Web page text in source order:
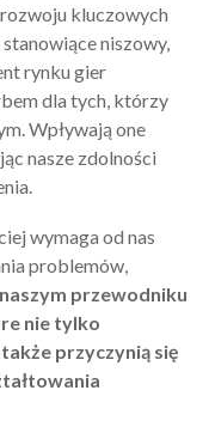
kluczowych
niszowy,
rynku gier
dla tych, którzy
Wpływają one
nasze zdolności
wymaga od nas
problemów,
przewodniku
nie tylko
przyczynią się